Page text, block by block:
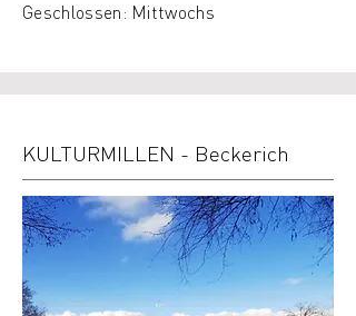
Geschlossen: Mittwochs
KULTURMILLEN - Beckerich